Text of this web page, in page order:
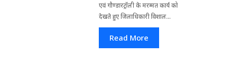
एवं गौण्डारट्रॉली के मरम्मत कार्य को
देखते हुए जिलाधिकारी विशाल...
Read More